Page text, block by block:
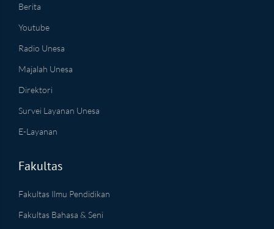
Berita
Youtube
Radio Unesa
Majalah Unesa
Direktori
Survei Layanan Unesa
E-Layanan
Fakultas
Fakultas Ilmu Pendidikan
Fakultas Bahasa & Seni